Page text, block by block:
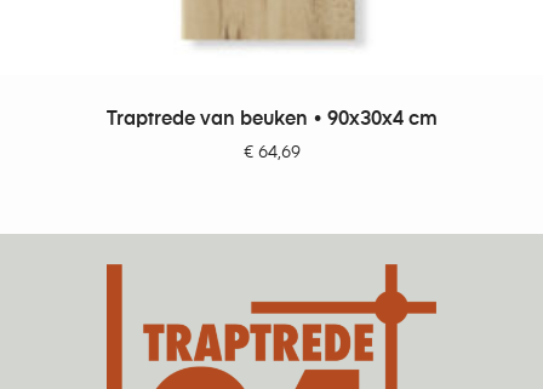
TOEVOEGEN AAN WINKELWAGEN
Traptrede van beuken • 90x30x4 cm
€64,69